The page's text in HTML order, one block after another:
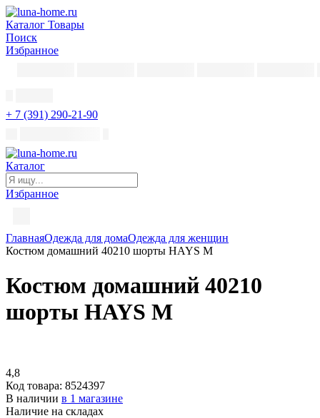
Каталог Товары
Поиск
Избранное
+ 7 (391) 290-21-90
Каталог
Избранное
ГлавнаяОдежда для домаОдежда для женщин
Костюм домашний 40210 шорты HAYS M
Костюм домашний 40210
шорты HAYS M
4,8
Код товара: 8524397
В наличии в 1 магазине
Наличие на складах